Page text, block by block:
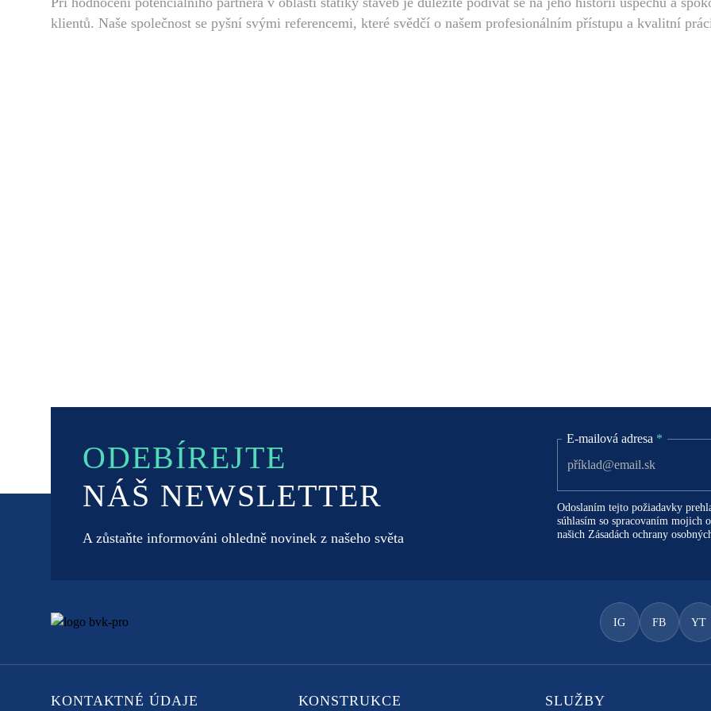
klientů. Naše společnost se pyšní svými referencemi, které svědčí o našem profesionálním přístupu a kvalitní
ODEBÍREJTE
NÁŠ NEWSLETTER
A zůstaňte informováni ohledně novinek z našeho světa
E-mailová adresa *
Odoslaním tejto požiadavky
súhlasím so spracovaním mojich
našich Zásadách ochrany
IG FB YT
KONTAKTNÉ ÚDAJE KONSTRUKCE SLUŽBY